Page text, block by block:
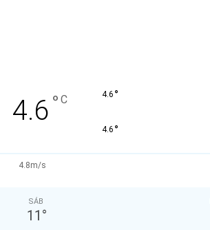
4.6 ° C 4.6 °
4.6 °
4.8m/s
SÁB
11 °